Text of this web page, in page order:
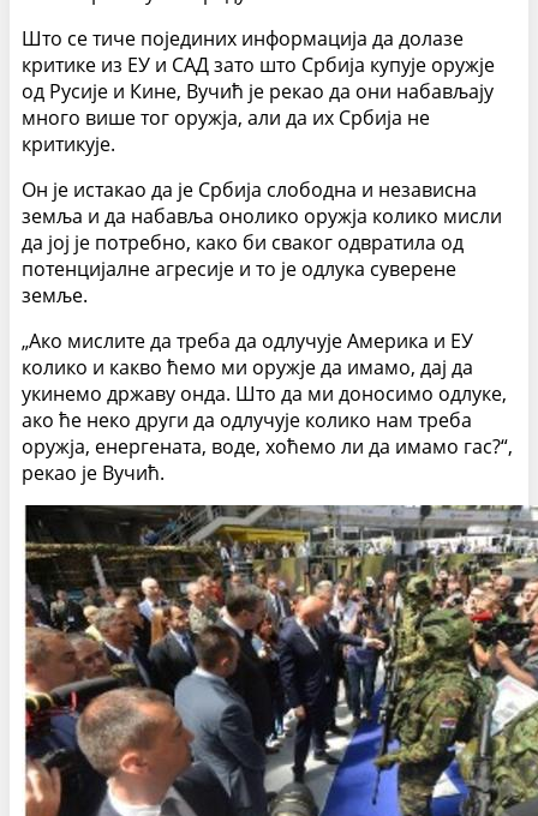
Што се тиче појединих информација да долазе
критике из ЕУ и САД зато што Србија купује оружје
од Русије и Кине, Вучић је рекао да они набављају
много више тог оружја, али да их Србија не
критикује.
Он је истакао да је Србија слободна и независна
земља и да набавља онолико оружја колико мисли
да јој је потребно, како би сваког одвратила од
потенцијалне агресије и то је одлука суверене
земље.
„Ако мислите да треба да одлучује Америка и ЕУ
колико и какво ћемо ми оружје да имамо, дај да
укинемо државу онда. Што да ми доносимо одлуке,
ако ће неко други да одлучује колико нам треба
оружја, енергената, воде, хоћемо ли да имамо гас?“,
рекао је Вучић.